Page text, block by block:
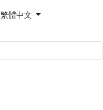
繁體中文